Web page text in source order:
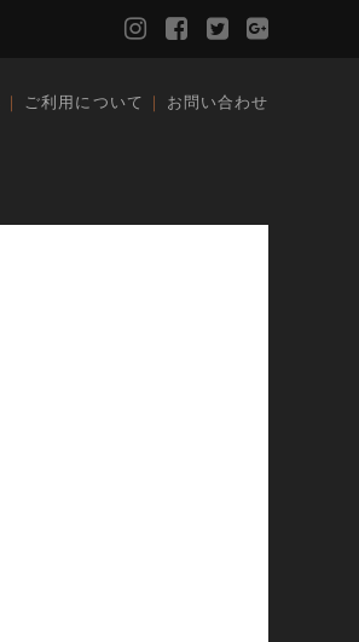
instagram
facebook
twittergoogle-
ご利用について お問い合わせ